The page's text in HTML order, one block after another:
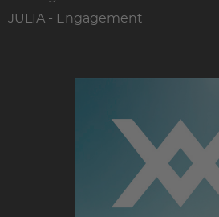
JULIA - Engagement